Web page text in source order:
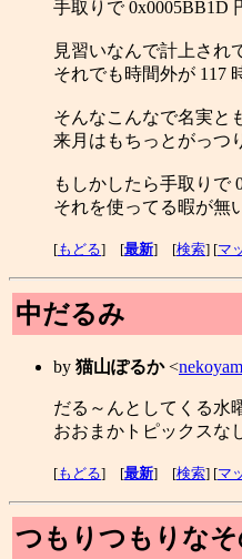
手取りで 0x0005BB1D
見習いなんで計上され
それでも時間外が 117
そんなこんなで名実と
来月はもちっとがっつ
もしかしたら手取りで
それを使ってる暇が無
[もどる] [最新] [検索] [マ
中だるみ
by 猫山ぽるか<
だる～んとしてくる水
おおまかトピックスな
[もどる] [最新] [検索] [マ
つもりつもりなそ